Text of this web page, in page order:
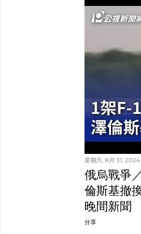
星期六, 8月 31, 2024
俄烏戰爭
倫斯基撤
晚間新聞
分享